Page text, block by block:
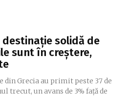
destinație solidă de
sunt în creștere,
din Grecia au primit peste 37 de
trecut, un avans de 3% față de